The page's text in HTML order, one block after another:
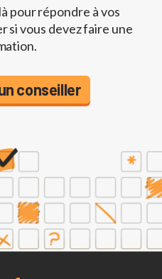
pour répondre à vos
si vous devez faire une
conseiller